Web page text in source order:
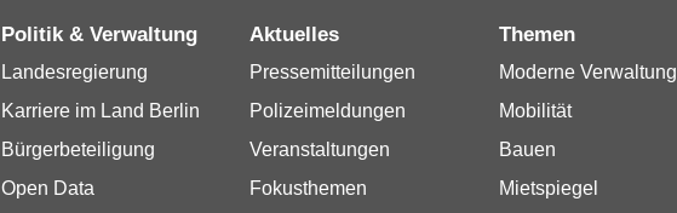
Politik & Verwaltung
Landesregierung
Karriere im Land Berlin
Bürgerbeteiligung
Open Data
Aktuelles
Pressemitteilungen
Polizeimeldungen
Veranstaltungen
Fokusthemen
Themen
Moderne Verwaltung
Mobilität
Bauen
Mietspiegel